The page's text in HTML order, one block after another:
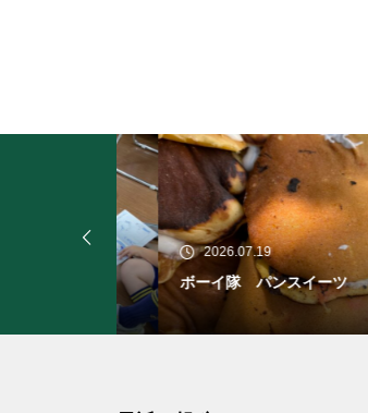
2026.07.19
ボーイ隊 パンスイーツ